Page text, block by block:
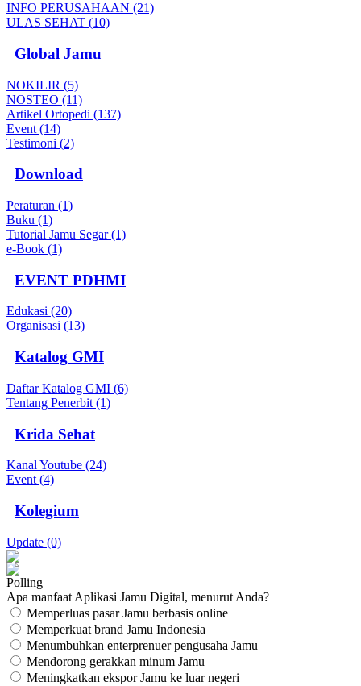
INFO PERUSAHAAN (21)
ULAS SEHAT (10)
Global Jamu
NOKILIR (5)
NOSTEO (11)
Artikel Ortopedi (137)
Event (14)
Testimoni (2)
Download
Peraturan (1)
Buku (1)
Tutorial Jamu Segar (1)
e-Book (1)
EVENT PDHMI
Edukasi (20)
Organisasi (13)
Katalog GMI
Daftar Katalog GMI (6)
Tentang Penerbit (1)
Krida Sehat
Kanal Youtube (24)
Event (4)
Kolegium
Update (0)
Polling
Apa manfaat Aplikasi Jamu Digital, menurut Anda?
Memperluas pasar Jamu berbasis online
Memperkuat brand Jamu Indonesia
Menumbuhkan enterprenuer pengusaha Jamu
Mendorong gerakkan minum Jamu
Meningkatkan ekspor Jamu ke luar negeri